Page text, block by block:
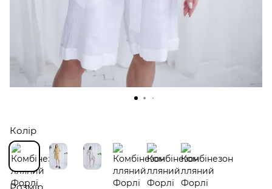
Колір
Розмір